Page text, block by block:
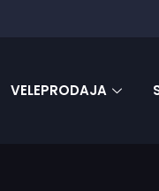
VELEPRODAJA